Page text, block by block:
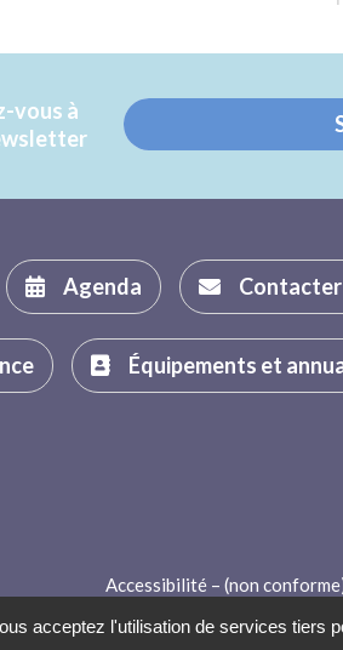
vous à
Agenda Contacter
Équipements et
Accessibilité – (non
acceptez l'utilisation de services tiers